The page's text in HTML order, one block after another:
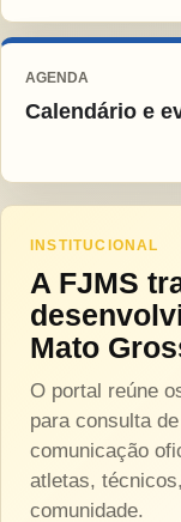
AGENDA
Calendário e
INSTITUCIONAL
A FJMS
Mato
O portal reúne
para consulta
comunicação
atletas,
comunidade.